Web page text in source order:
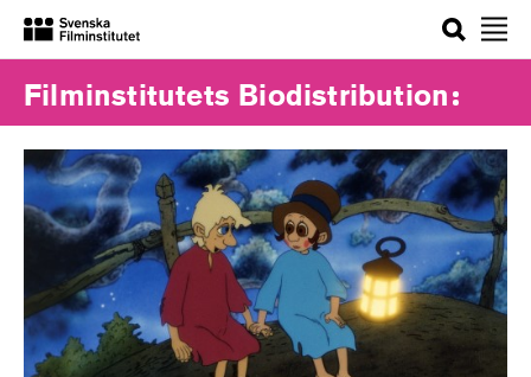
Sök
Filminstitutets Biodistribution